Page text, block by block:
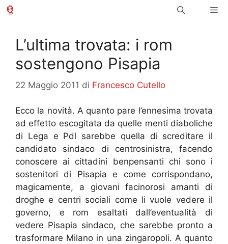
Vai
L’ultima trovata: i rom
sostengono Pisapia
22 Maggio 2011 di Francesco Cutello
Ecco la novità. A quanto pare l’ennesima trovata
ad effetto escogitata da quelle menti diaboliche
di Lega e Pdl sarebbe quella di screditare il
candidato sindaco di centrosinistra, facendo
conoscere ai cittadini benpensanti chi sono i
sostenitori di Pisapia e come corrispondano,
magicamente, a giovani facinorosi amanti di
droghe e centri sociali come li vuole vedere il
governo, e rom esaltati dall’eventualità di
vedere Pisapia sindaco, che sarebbe pronto a
trasformare Milano in una zingaropoli. A quanto